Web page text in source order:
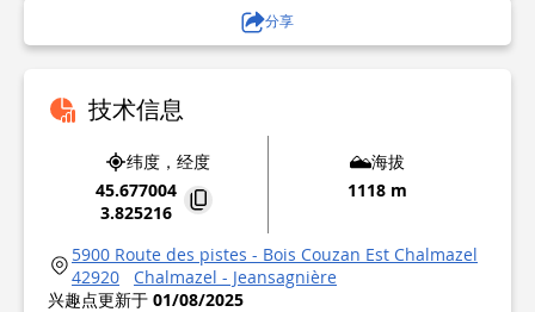
分享
技术信息
纬度，经度
45.677004
3.825216
海拔
1118 m
5900 Route des pistes - Bois Couzan Est Chalmazel
42920
Chalmazel - Jeansagnière
兴趣点更新于 01/08/2025